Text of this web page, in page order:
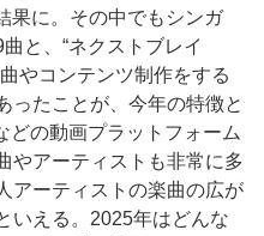
果に。その中でもシンガ
と、“ネクストブレイ
やコンテンツ制作をする
ったことが、今年の特徴と
どの動画プラットフォーム
やアーティストも非常に多
アーティストの楽曲の広が
いえる。 2025年はどんな